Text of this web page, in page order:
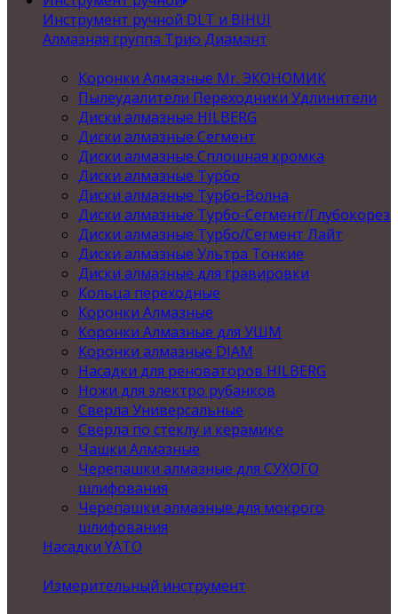
Инструмент ручной DLT и BIHUI
Алмазная группа Трио Диамант
Коронки Алмазные Mr. ЭКОНОМИК
Пылеудалители Переходники Удлинители
Диски алмазные HILBERG
Диски алмазные Сегмент
Диски алмазные Сплошная кромка
Диски алмазные Турбо
Диски алмазные Турбо-Волна
Диски алмазные Турбо-Сегмент/Глубокорез
Диски алмазные Турбо/Сегмент Лайт
Диски алмазные Ультра Тонкие
Диски алмазные для гравировки
Кольца переходные
Коронки Алмазные
Коронки Алмазные для УШМ
Коронки алмазные DIAM
Насадки для реноваторов HILBERG
Ножи для электро рубанков
Сверла Универсальные
Сверла по стеклу и керамике
Чашки Алмазные
Черепашки алмазные для СУХОГО
шлифования
Черепашки алмазные для мокрого
шлифования
Насадки YATO
Измерительный инструмент